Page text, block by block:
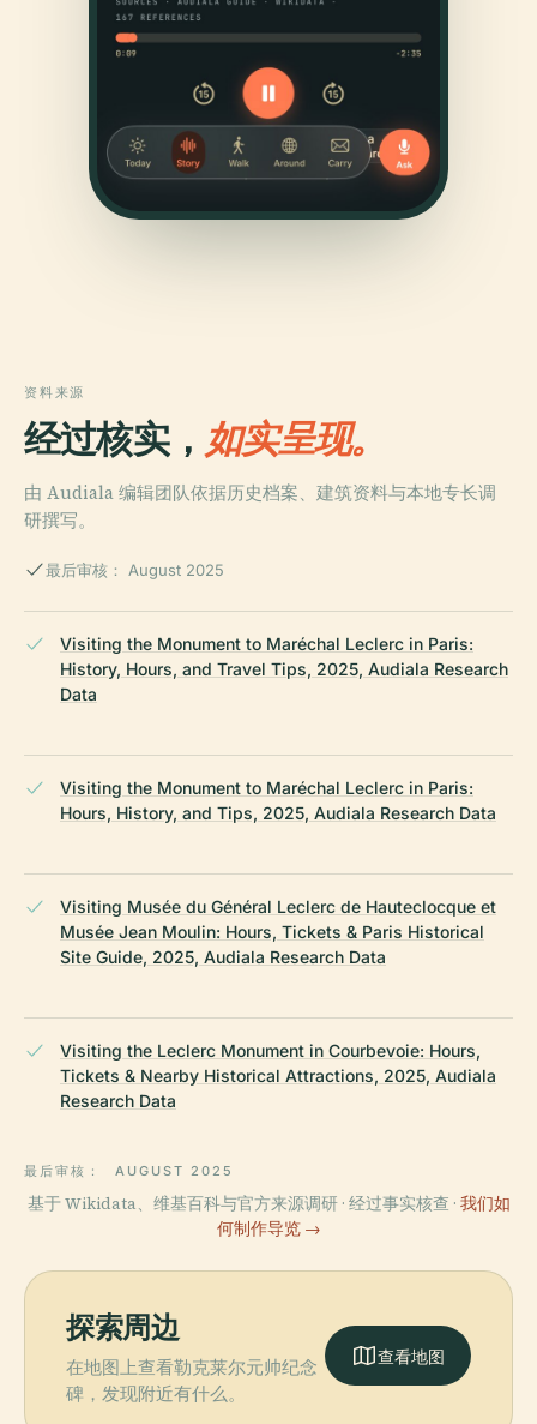
资料来源
经过核实， 如实呈现。
由 Audiala 编辑团队依据历史档案、建筑资料与本地专长调
研撰写。
最后审核： August 2025
Visiting the Monument to Maréchal Leclerc in Paris:
History, Hours, and Travel Tips, 2025, Audiala Research
Data
Visiting the Monument to Maréchal Leclerc in Paris:
Hours, History, and Tips, 2025, Audiala Research Data
Visiting Musée du Général Leclerc de Hauteclocque et
Musée Jean Moulin: Hours, Tickets & Paris Historical
Site Guide, 2025, Audiala Research Data
Visiting the Leclerc Monument in Courbevoie: Hours,
Tickets & Nearby Historical Attractions, 2025, Audiala
Research Data
最后审核： AUGUST 2025
基于 Wikidata、维基百科与官方来源调研 · 经过事实核查 · 我们如
何制作导览 →
探索周边
在地图上查看勒克莱尔元帅纪念
碑，发现附近有什么。
查看地图